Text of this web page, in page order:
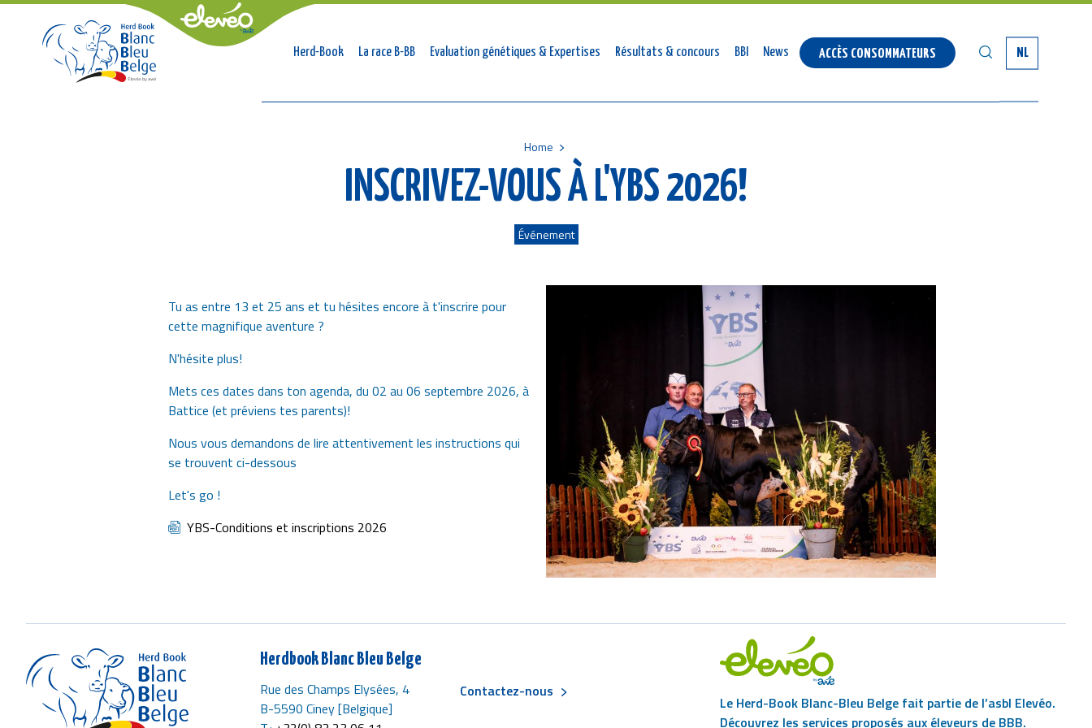
Navigation
Herd-Book La race B-BB Evaluation génétiques & Expertises Résultats & concours BBI News ACCÈS CONSOMMATEURS SEARCH NL
Home
INSCRIVEZ-VOUS À L'YBS 2026!
Événement
Tu as entre 13 et 25 ans et tu hésites encore à t'inscrire pour
cette magnifique aventure ?
N'hésite plus!
Mets ces dates dans ton agenda, du 02 au 06 septembre 2026, à
Battice (et préviens tes parents)!
Nous vous demandons de lire attentivement les instructions qui
se trouvent ci-dessous
Let's go !
Document
YBS-Conditions et inscriptions 2026
Herdbook Blanc Bleu Belge
Rue des Champs Elysées, 4
B-5590 Ciney [Belgique]
Contactez-nous
Le Herd-Book Blanc-Bleu Belge fait partie de l’asbl Elevéo.
Découvrez les services proposés aux éleveurs de BBB.